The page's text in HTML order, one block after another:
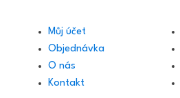
Můj účet
Objednávka
O nás
Kontakt